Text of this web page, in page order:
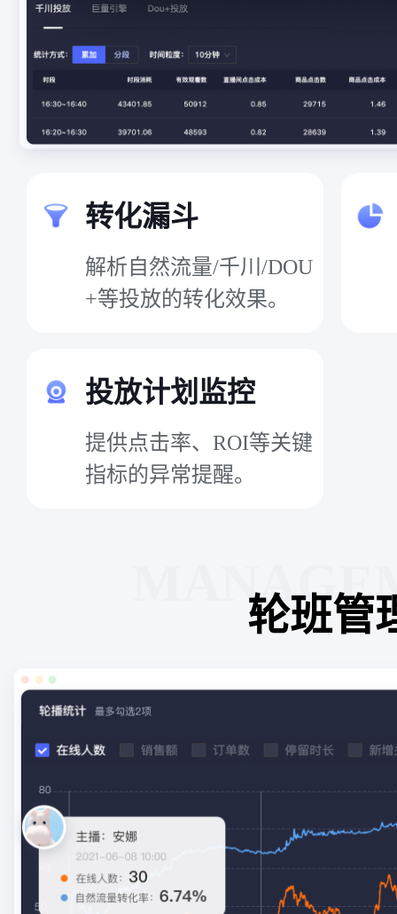
转化漏斗
解析自然流量/千川/DOU
+等投放的转化效果。
投放计划监控
提供点击率、ROI等关键
指标的异常提醒。
轮班管